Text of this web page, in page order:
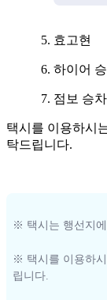
효고현
하이어
점보 승
택시를 이용하시
탁드립니다.
※ 택시는 행선지
※ 택시를 이용하
립니다.